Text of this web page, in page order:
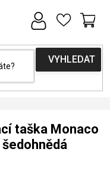
taška Monaco